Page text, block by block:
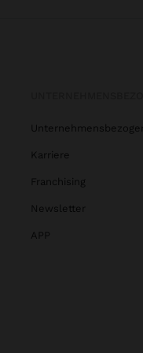
Karriere
Franchising
Newsletter
APP